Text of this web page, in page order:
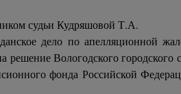
судьи Кудряшовой Т.А.
дело по апелляционной
решение Вологодского
фонда Российской